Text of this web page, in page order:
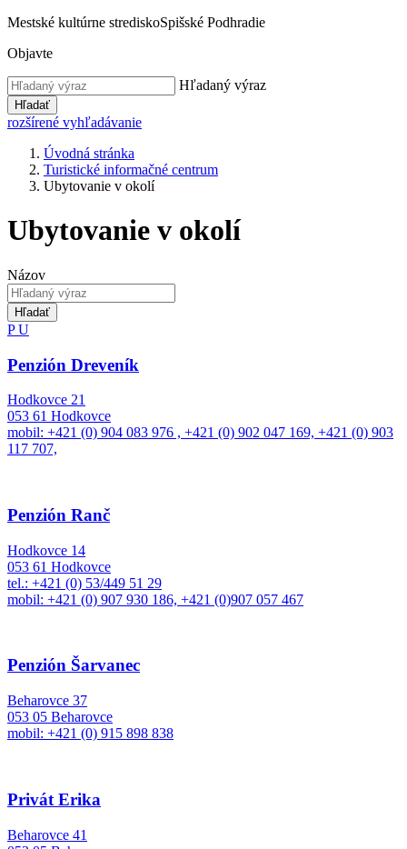
Mestské kultúrne strediskoSpišské Podhradie
Objavte
Hľadaný výraz
Hľadať
rozšírené vyhľadávanie
Úvodná stránka
Turistické informačné centrum
Ubytovanie v okolí
Ubytovanie v okolí
Názov
Hľadať
PU
Penzión Dreveník
Hodkovce 21
053 61 Hodkovce
mobil: +421 (0) 904 083 976 , +421 (0) 902 047 169, +421 (0) 903
117 707,
Penzión Ranč
Hodkovce 14
053 61 Hodkovce
tel.: +421 (0) 53/449 51 29
mobil: +421 (0) 907 930 186, +421 (0)907 057 467
Penzión Šarvanec
Beharovce 37
053 05 Beharovce
mobil: +421 (0) 915 898 838
Privát Erika
Beharovce 41